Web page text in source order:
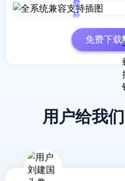
免费下载
用户给我
这款软件驱动库更新及时，覆
号还是最新款打印机，都能找
技术支持